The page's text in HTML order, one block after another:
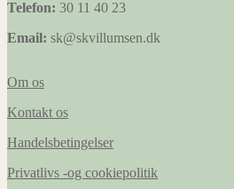
Telefon: 30 11 40 23
Email: sk@skvillumsen.dk
Om os
Kontakt os
Handelsbetingelser
Privatlivs -og cookiepolitik